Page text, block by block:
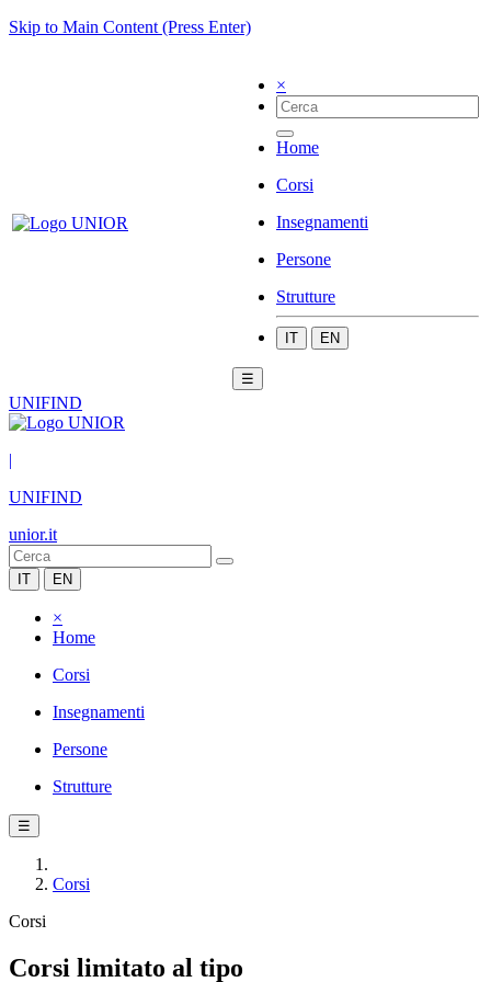
Skip to Main Content (Press Enter)
×
Home
Corsi
Insegnamenti
Persone
Strutture
IT EN
☰
UNIFIND
|
UNIFIND
unior.it
IT EN
×
Home
Corsi
Insegnamenti
Persone
Strutture
☰
Corsi
Corsi
Corsi limitato al tipo